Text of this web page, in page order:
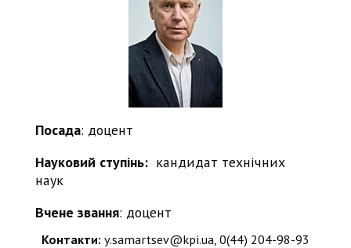
Посада: доцент
Науковий ступінь: кандидат технічних
наук
Вчене звання: доцент
Контакти: y.samartsev@kpi.ua, 0(44) 204-98-93